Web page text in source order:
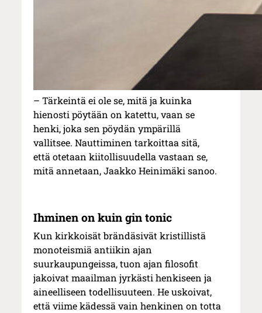
– Tärkeintä ei ole se, mitä ja kuinka
hienosti pöytään on katettu, vaan se
henki, joka sen pöydän ympärillä
vallitsee. Nauttiminen tarkoittaa sitä,
että otetaan kiitollisuudella vastaan se,
mitä annetaan, Jaakko Heinimäki sanoo.
Ihminen on kuin gin tonic
Kun kirkkoisät brändäsivät kristillistä
monoteismiä antiikin ajan
suurkaupungeissa, tuon ajan filosofit
jakoivat maailman jyrkästi henkiseen ja
aineelliseen todellisuuteen. He uskoivat,
että viime kädessä vain henkinen on totta